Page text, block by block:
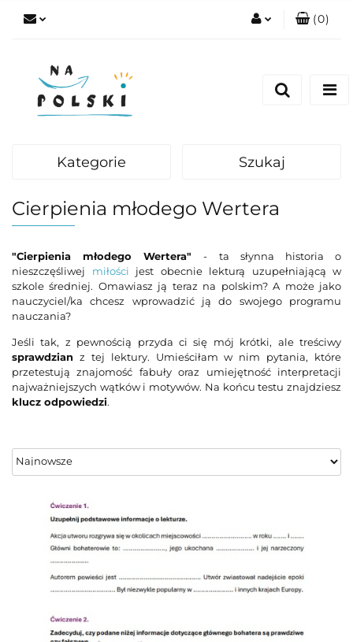
(0)
Kategorie Szukaj
Cierpienia młodego Wertera
"Cierpienia młodego Wertera"- ta słynna historia o
nieszczęśliwej miłości jest obecnie lekturą uzupełniającą w
szkole średniej. Omawiasz ją teraz na polskim? A może jako
nauczyciel/ka chcesz wprowadzić ją do swojego programu
nauczania?
Jeśli tak, z pewnością przyda ci się mój krótki, ale treściwy
sprawdzian z tej lektury. Umieściłam w nim pytania, które
przetestują znajomość fabuły oraz umiejętność interpretacji
najważniejszych wątków i motywów. Na końcu testu znajdziesz
klucz odpowiedzi.